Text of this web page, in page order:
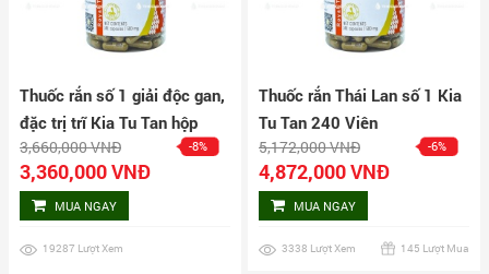
Thuốc rắn số 1 giải độc gan,
đặc trị trĩ Kia Tu Tan hộp
160 viên
3,660,000 VNĐ -8%
3,360,000 VNĐ
MUA NGAY
19287 Lượt Xem
Thuốc rắn Thái Lan số 1 Kia
Tu Tan 240 Viên
5,172,000 VNĐ -6%
4,872,000 VNĐ
MUA NGAY
3338 Lượt Xem 145 Lượt Mua